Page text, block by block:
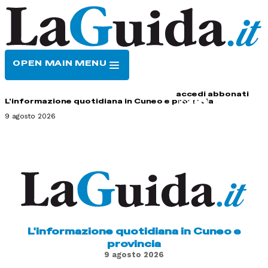
OPEN MAIN MENU
accedi abbonati
L'informazione quotidiana in Cuneo e provincia
9 agosto 2026
L'informazione quotidiana in Cuneo e
provincia
9 agosto 2026